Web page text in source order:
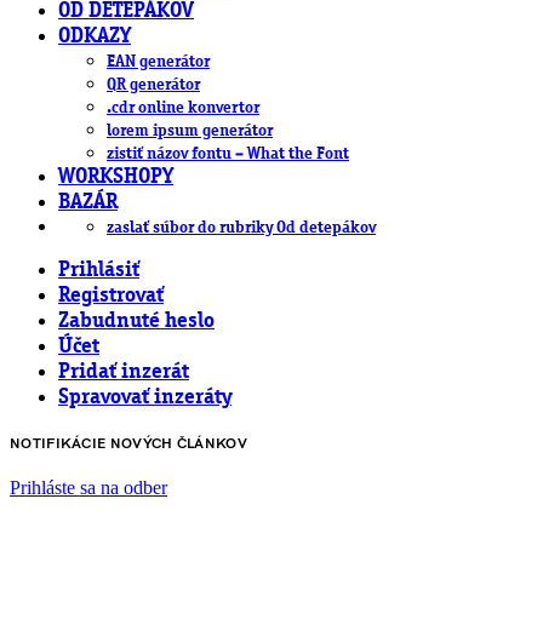
OD DETEPÁKOV
ODKAZY
EAN generátor
QR generátor
.cdr online konvertor
lorem ipsum generátor
zistiť názov fontu – What the Font
WORKSHOPY
BAZÁR
zaslať súbor do rubriky Od detepákov
Prihlásiť
Registrovať
Zabudnuté heslo
Účet
Pridať inzerát
Spravovať inzeráty
NOTIFIKÁCIE NOVÝCH ČLÁNKOV
Prihláste sa na odber